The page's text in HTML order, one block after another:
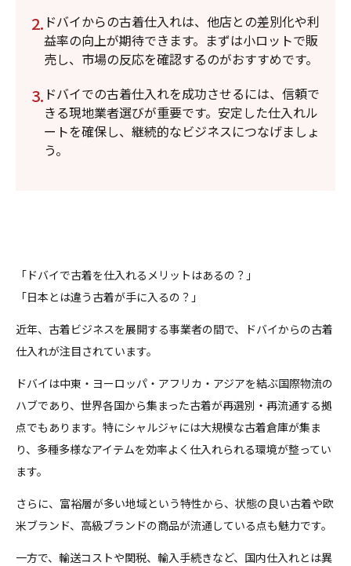
ドバイからの古着仕入れは、他店との差別化や利
益率の向上が期待できます。まずは小ロットで販
売し、市場の反応を確認するのがおすすめです。
ドバイでの古着仕入れを成功させるには、信頼で
きる現地業者選びが重要です。安定した仕入れル
ートを確保し、継続的なビジネスにつなげましょ
う。
「ドバイで古着を仕入れるメリットはあるの？」
「日本とは違う古着が手に入るの？」
近年、古着ビジネスを展開する事業者の間で、ドバイからの古着
仕入れが注目されています。
ドバイは中東・ヨーロッパ・アフリカ・アジアを結ぶ国際物流の
ハブであり、世界各国から集まった古着が再選別・再流通する拠
点でもあります。特にシャルジャには大規模な古着倉庫が集ま
り、多種多様なアイテムを効率よく仕入れられる環境が整ってい
ます。
さらに、富裕層が多い地域という特性から、状態の良い古着や欧
米ブランド、高級ブランドの商品が流通している点も魅力です。
一方で、輸送コストや関税、輸入手続きなど、国内仕入れとは異